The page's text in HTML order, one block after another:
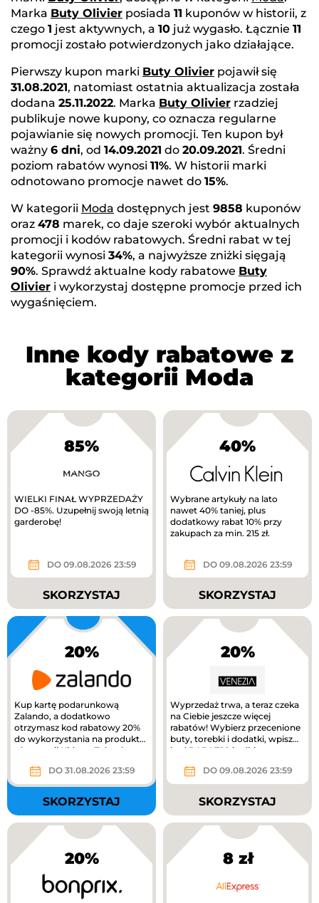
Marka Buty Olivier posiada 11 kuponów w historii, z
czego 1 jest aktywnych, a 10 już wygasło. Łącznie 11
promocji zostało potwierdzonych jako działające.
Pierwszy kupon marki Buty Olivier pojawił się
31.08.2021, natomiast ostatnia aktualizacja została
dodana 25.11.2022. Marka Buty Olivier rzadziej
publikuje nowe kupony, co oznacza regularne
pojawianie się nowych promocji. Ten kupon był
ważny 6 dni, od 14.09.2021 do 20.09.2021. Średni
poziom rabatów wynosi 11%. W historii marki
odnotowano promocje nawet do 15%.
W kategorii Moda dostępnych jest 9858 kuponów
oraz 478 marek, co daje szeroki wybór aktualnych
promocji i kodów rabatowych. Średni rabat w tej
kategorii wynosi 34%, a najwyższe zniżki sięgają
90%. Sprawdź aktualne kody rabatowe Buty
Olivier i wykorzystaj dostępne promocje przed ich
wygaśnięciem.
Inne kody rabatowe z
kategorii Moda
85%
WIELKI FINAŁ WYPRZEDAŻY
DO -85%. Uzupełnij swoją letnią
garderobę!
DO 09.08.2026 23:59
SKORZYSTAJ
40%
Wybrane artykuły na lato
nawet 40% taniej, plus
dodatkowy rabat 10% przy
zakupach za min. 215 zł.
DO 09.08.2026 23:59
SKORZYSTAJ
20%
Kup kartę podarunkową
Zalando, a dodatkowo
otrzymasz kod rabatowy 20%
do wykorzystania na produkty
z kategorii Kids na Zalando.
DO 31.08.2026 23:59
SKORZYSTAJ
20%
Wyprzedaż trwa, a teraz czeka
na Ciebie jeszcze więcej
rabatów! Wybierz przecenione
buty, torebki i dodatki, wpisz
kod RABAT20 i odbierz...
DO 09.08.2026 23:59
SKORZYSTAJ
20% 8 zł